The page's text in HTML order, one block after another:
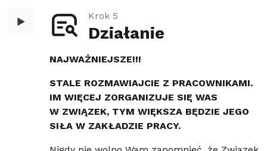
Krok 5
Działanie
NAJWAŻNIEJSZE!!!
STALE ROZMAWIAJCIE Z PRACOWNIKAMI.
IM WIĘCEJ ZORGANIZUJE SIĘ WAS
W ZWIĄZEK, TYM WIĘKSZA BĘDZIE JEGO
SIŁA W ZAKŁADZIE PRACY.